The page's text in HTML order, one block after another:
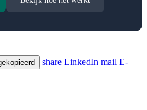
share LinkedIn mail E-